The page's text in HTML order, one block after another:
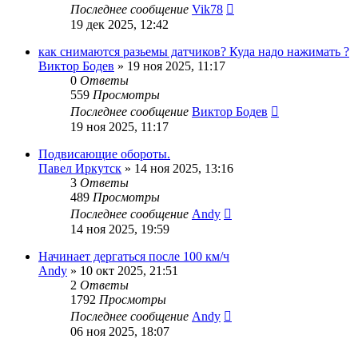
Последнее сообщение Vik78
19 дек 2025, 12:42
как снимаются разьемы датчиков? Куда надо нажимать ?
Виктор Бодев » 19 ноя 2025, 11:17
0 Ответы
559 Просмотры
Последнее сообщение Виктор Бодев
19 ноя 2025, 11:17
Подвисающие обороты.
Павел Иркутск » 14 ноя 2025, 13:16
3 Ответы
489 Просмотры
Последнее сообщение Andy
14 ноя 2025, 19:59
Начинает дергаться после 100 км/ч
Andy » 10 окт 2025, 21:51
2 Ответы
1792 Просмотры
Последнее сообщение Andy
06 ноя 2025, 18:07